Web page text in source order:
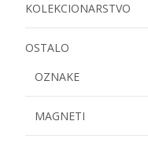
KOLEKCIONARSTVO
OSTALO
OZNAKE
MAGNETI